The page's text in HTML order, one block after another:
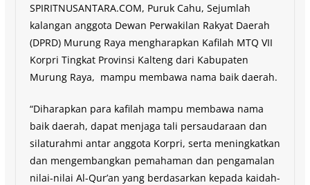
SPIRITNUSANTARA.COM, Puruk Cahu, Sejumlah
kalangan anggota Dewan Perwakilan Rakyat Daerah
(DPRD) Murung Raya mengharapkan Kafilah MTQ VII
Korpri Tingkat Provinsi Kalteng dari Kabupaten
Murung Raya, mampu membawa nama baik daerah.
“Diharapkan para kafilah mampu membawa nama
baik daerah, dapat menjaga tali persaudaraan dan
silaturahmi antar anggota Korpri, serta meningkatkan
dan mengembangkan pemahaman dan pengamalan
nilai-nilai Al-Qur’an yang berdasarkan kepada kaidah-